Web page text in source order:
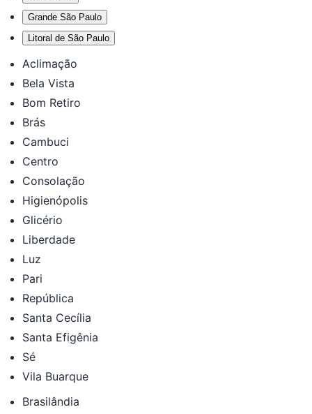
Grande São Paulo
Litoral de São Paulo
Aclimação
Bela Vista
Bom Retiro
Brás
Cambuci
Centro
Consolação
Higienópolis
Glicério
Liberdade
Luz
Pari
República
Santa Cecília
Santa Efigênia
Sé
Vila Buarque
Brasilândia